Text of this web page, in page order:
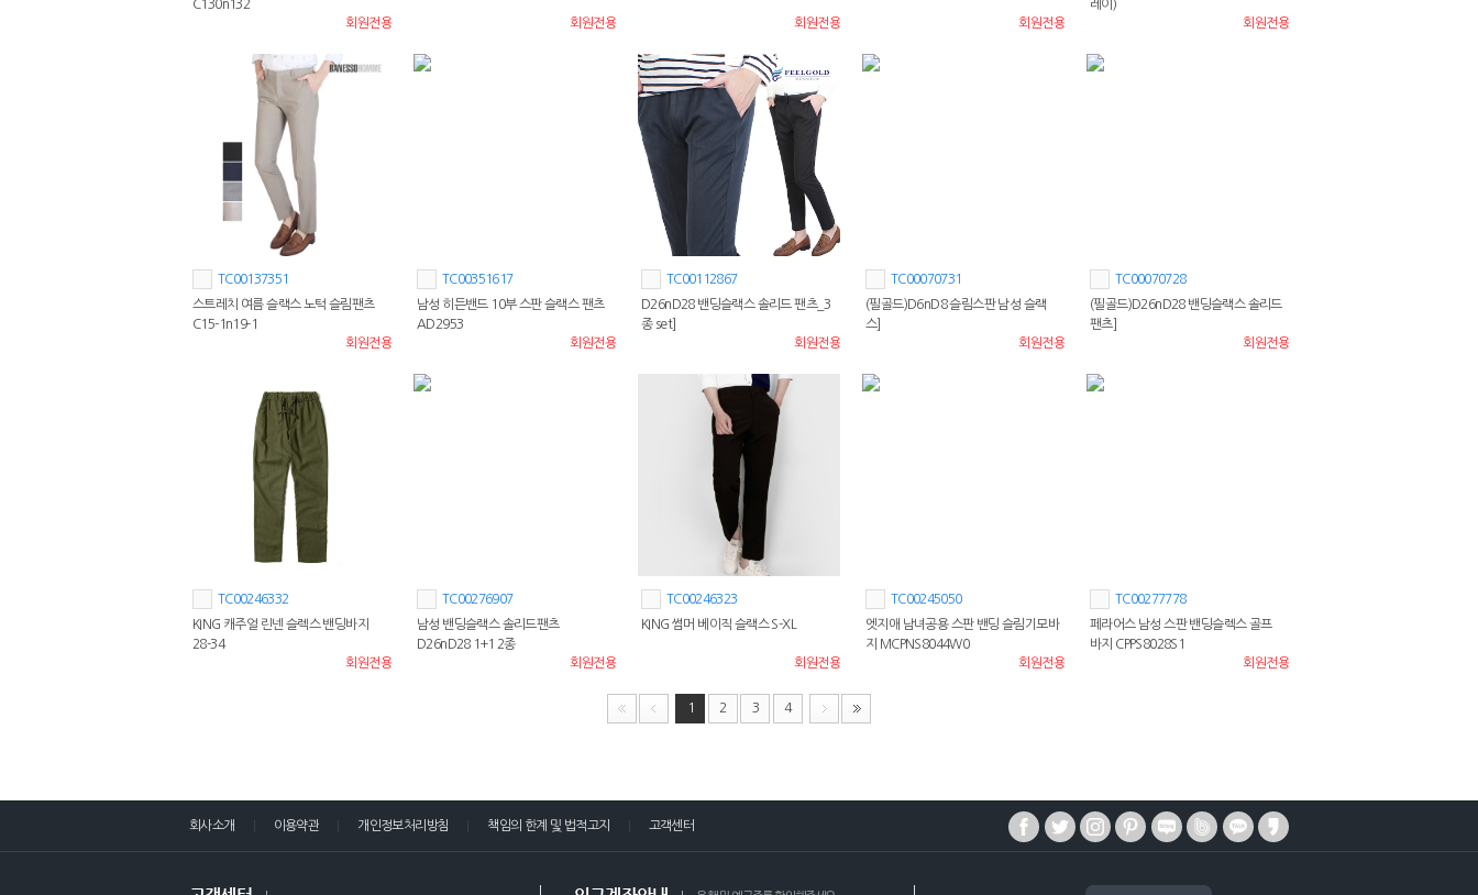
C130n132
회원전용
회원전용 회원전용 회원전용
레이)
회원전용
TC00137351
스트레치 여름 슬랙스 노턱 슬림팬츠
C15-1n19-1
회원전용
TC00351617
남성 히든밴드 10부 스판 슬랙스 팬츠
AD2953
회원전용
TC00112867
D26nD28 밴딩슬랙스 솔리드 팬츠_3
종 set]
회원전용
TC00070731
(필골드)D6nD8 슬림스판 남성 슬랙
스]
회원전용
TC00070728
(필골드)D26nD28 밴딩슬랙스 솔리드
팬츠]
회원전용
TC00246332
KING 캐주얼 린넨 슬렉스 밴딩바지
28-34
회원전용
TC00276907
남성 밴딩슬랙스 솔리드팬츠
D26nD28 1+1 2종
회원전용
TC00246323
KING 썸머 베이직 슬랙스 S-XL
회원전용
TC00245050
엣지애 남녀공용 스판 밴딩 슬림기모바
지 MCPNS8044W0
회원전용
TC00277778
페라어스 남성 스판 밴딩슬렉스 골프
바지 CPPS8028S1
회원전용
1 2 3 4
회사소개 이용약관 개인정보처리방침 책임의 한계 및 법적고지 고객센터